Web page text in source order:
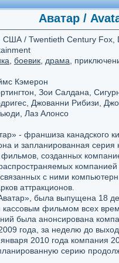
Аватар /
США / Twentieth Century Fox,
боевик драма ,
Кэмерон
Зои Салдана,
Джованни Рибизи,
Лаз Алонсо
- франшиза канадского
и запланированная серия
фильмов, созданных
с ними
аттракционов.
была выпущена 18
кассовым фильмом всех
была анонсирована
года, за неделю до
января 2010 года компания
серию